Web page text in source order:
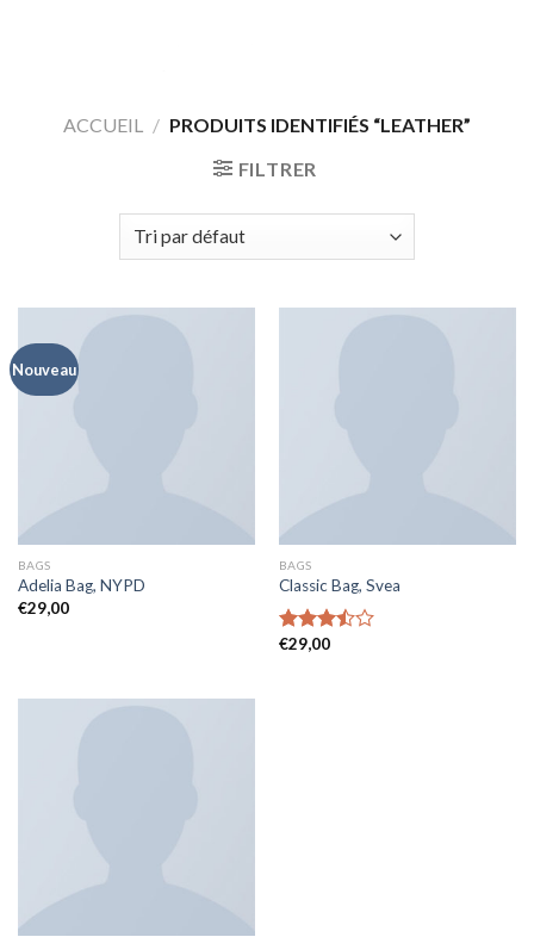
ACCUEIL / PRODUITS IDENTIFIÉS “LEATHER”
FILTRER
Nouveau
BAGS
Adelia Bag, NYPD
€29,00
BAGS
Classic Bag, Svea
Note
€29,00